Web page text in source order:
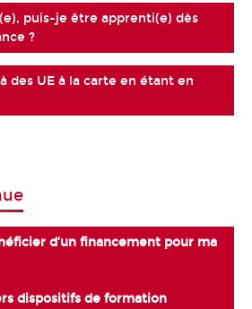
puis-je être apprenti(e) dès
?
des UE à la carte en étant en
d’un financement pour ma
dispositifs de formation